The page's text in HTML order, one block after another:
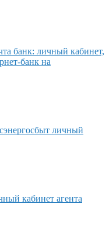
банк: личный кабинет,
банк на
личный
кабинет агента